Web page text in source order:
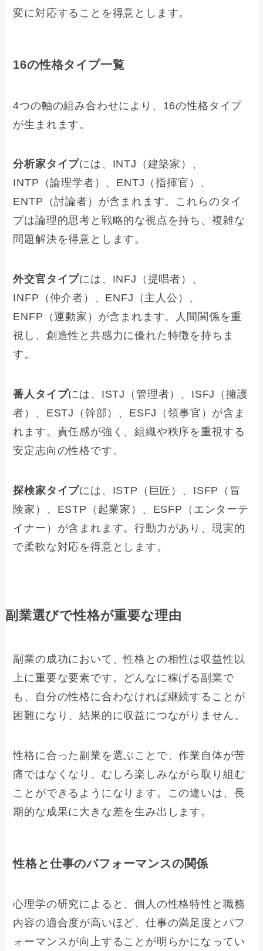
変に対応することを得意とします。
16の性格タイプ一覧
4つの軸の組み合わせにより、16の性格タイプ
が生まれます。
分析家タイプには、INTJ（建築家）、
INTP（論理学者）、ENTJ（指揮官）、
ENTP（討論者）が含まれます。これらのタイ
プは論理的思考と戦略的な視点を持ち、複雑な
問題解決を得意とします。
外交官タイプには、INFJ（提唱者）、
INFP（仲介者）、ENFJ（主人公）、
ENFP（運動家）が含まれます。人間関係を重
視し、創造性と共感力に優れた特徴を持ちま
す。
番人タイプには、ISTJ（管理者）、ISFJ（擁護
者）、ESTJ（幹部）、ESFJ（領事官）が含ま
れます。責任感が強く、組織や秩序を重視する
安定志向の性格です。
探検家タイプには、ISTP（巨匠）、ISFP（冒
険家）、ESTP（起業家）、ESFP（エンターテ
イナー）が含まれます。行動力があり、現実的
で柔軟な対応を得意とします。
副業選びで性格が重要な理由
副業の成功において、性格との相性は収益性以
上に重要な要素です。どんなに稼げる副業で
も、自分の性格に合わなければ継続することが
困難になり、結果的に収益につながりません。
性格に合った副業を選ぶことで、作業自体が苦
痛ではなくなり、むしろ楽しみながら取り組む
ことができるようになります。この違いは、長
期的な成果に大きな差を生み出します。
性格と仕事のパフォーマンスの関係
心理学の研究によると、個人の性格特性と職務
内容の適合度が高いほど、仕事の満足度とパフ
ォーマンスが向上することが明らかになってい